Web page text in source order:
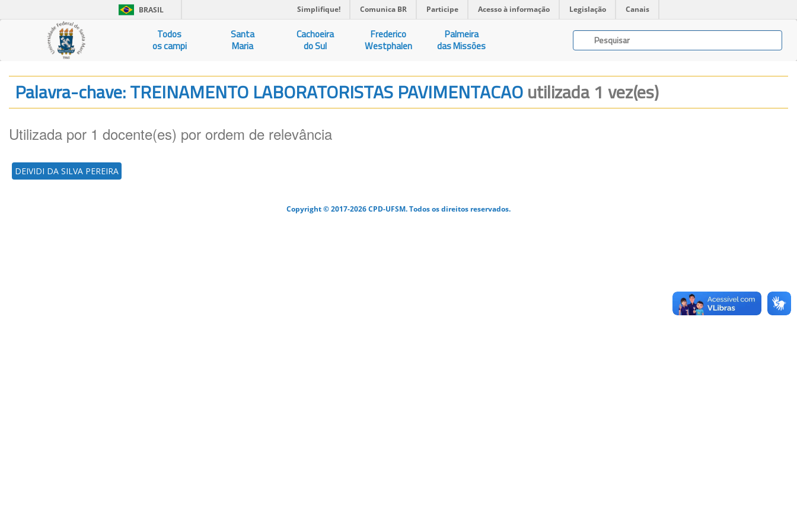
BRASIL Simplifique! Comunica BR Participe Acesso à informação Legislação Canais
Todos
os campi
Santa
Maria
Cachoeira
do Sul
Frederico
Westphalen
Palmeira
das Missões
Palavra-chave: TREINAMENTO LABORATORISTAS PAVIMENTACAOutilizada 1 vez(es)
Utilizada por 1 docente(es) por ordem de relevância
DEIVIDI DA SILVA PEREIRA
Copyright © 2017-2026 CPD-UFSM. Todos os direitos reservados.